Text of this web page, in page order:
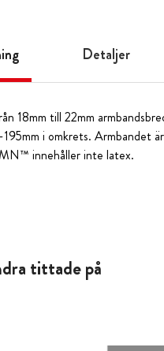
Detaljer
18mm till 22mm
i omkrets.
innehåller inte latex.
tittade på